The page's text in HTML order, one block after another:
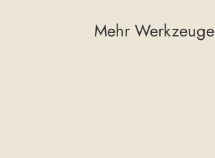
Mehr Werkzeuge